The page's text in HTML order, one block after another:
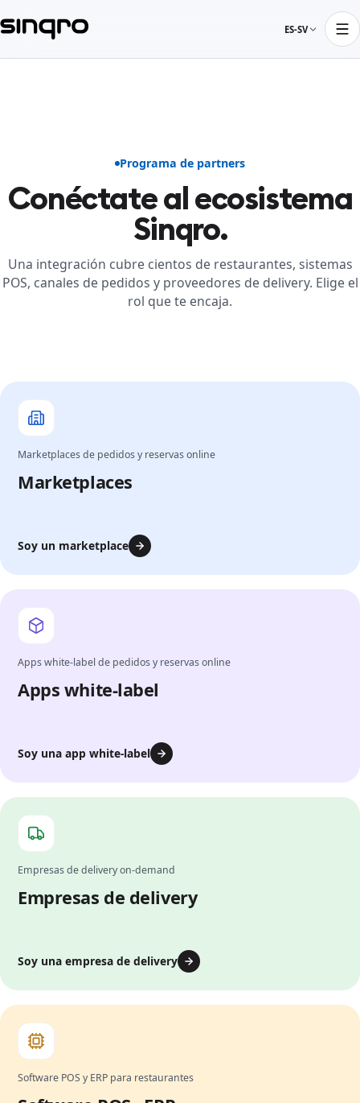
ES-SV
Programa de partners
Conéctate al ecosistema
Sinqro.
Una integración cubre cientos de restaurantes, sistemas
POS, canales de pedidos y proveedores de delivery. Elige el
rol que te encaja.
Marketplaces de pedidos y reservas online
Marketplaces
Soy un marketplace
Apps white-label de pedidos y reservas online
Apps white-label
Soy una app white-label
Empresas de delivery on-demand
Empresas de delivery
Soy una empresa de delivery
Software POS y ERP para restaurantes